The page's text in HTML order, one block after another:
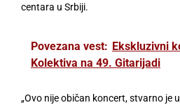
centara u Srbiji.
Povezana vest: Ekskluzivni
Kolektiva na 49. Gitarijadi
„Ovo nije običan koncert, stvarno je